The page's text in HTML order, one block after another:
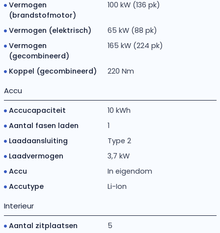
Vermogen
(brandstofmotor)
100 kW (136 pk)
Vermogen (elektrisch)
65 kW (88 pk)
Vermogen
(gecombineerd)
165 kW (224 pk)
Koppel (gecombineerd) 220 Nm
Accu
Accucapaciteit
10 kWh
Aantal fasen laden
1
Laadaansluiting
Type 2
Laadvermogen
3,7 kW
Accu
In eigendom
Accutype
Li-Ion
Interieur
Aantal zitplaatsen
5